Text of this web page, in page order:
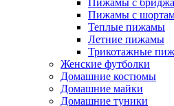
Пижамы с
Пижамы с
Теплые пижамы
Летние пижамы
Трикотажные
Женские футболки
Домашние костюмы
Домашние майки
Домашние туники